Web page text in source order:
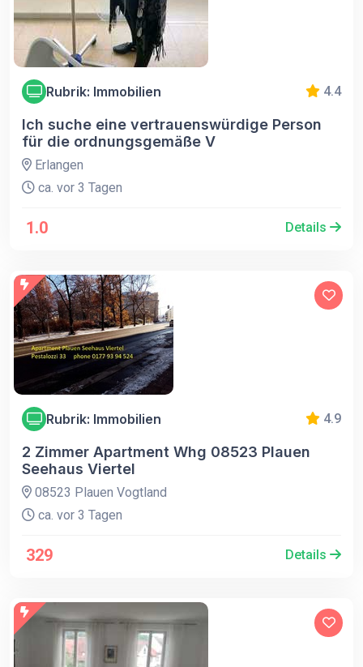
Rubrik: Immobilien 4.4
Ich suche eine vertrauenswürdige Person
für die ordnungsgemäße V
Erlangen
ca. vor 3 Tagen
1.0 Details
Rubrik: Immobilien 4.9
2 Zimmer Apartment Whg 08523 Plauen
Seehaus Viertel
08523 Plauen Vogtland
ca. vor 3 Tagen
329 Details